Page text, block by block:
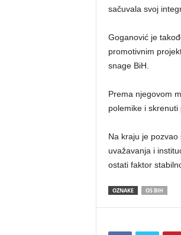
sačuvala svoj
Goganović je
promotivnim
snage BiH.
Prema njegovom
polemike i skrenuti
Na kraju je
uvažavanja i
ostati faktor
OZNAKE OS BIH